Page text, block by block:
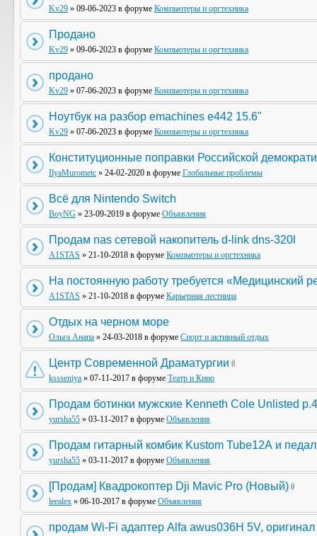
Kv29 » 09-06-2023 в форуме Компьютеры и оргтехника
Продано
Kv29 » 09-06-2023 в форуме Компьютеры и оргтехника
продано
Kv29 » 07-06-2023 в форуме Компьютеры и оргтехника
Ноутбук на разбор emachines e442 15.6"
Kv29 » 07-06-2023 в форуме Компьютеры и оргтехника
Конституционные поправки Российской
IlyaMurometc » 24-02-2020 в форуме Глобальные проблемы
Всё для Nintendo Switch
BoyNG » 23-09-2019 в форуме Объявления
Продам nas сетевой накопитель d-link dns-320l
A1STAS » 21-10-2018 в форуме Компьютеры и оргтехника
На постоянную работу требуется «Медицинский
A1STAS » 21-10-2018 в форуме Карьерная лестница
Отдых на черном море
Ольга Анапа » 24-03-2018 в форуме Спорт и активный отдых
Центр Современной Драматургии
kssseniya » 07-11-2017 в форуме Театр и Кино
Продам ботинки мужские Kenneth Cole Unlisted
yursha55 » 03-11-2017 в форуме Объявления
Продам гитарный комбик Kustom Tube12А и
yursha55 » 03-11-2017 в форуме Объявления
[Продам] Квадрокоптер Dji Mavic Pro (Новый)
leealex » 06-10-2017 в форуме Объявления
продам Wi-Fi адаптер Alfa awus036H 5V, оригинал